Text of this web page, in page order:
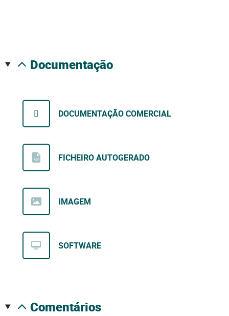
documentação
DOCUMENTAÇÃO COMERCIAL
FICHEIRO AUTOGERADO
IMAGEM
SOFTWARE
comentários